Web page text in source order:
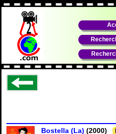
Bostella (La) (2000)